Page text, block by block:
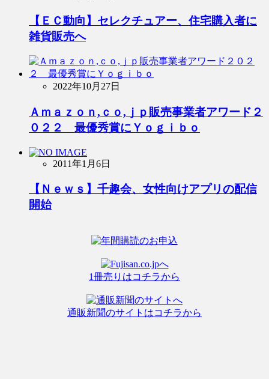
【ＥＣ動向】セレクチュアー、住宅購入者に
雑貨販売へ
2022年10月27日
Ａｍａｚｏｎ,ｃｏ,ｊｐ販売事業者アワード２
０２２ 最優秀賞にＹｏｇｉｂｏ
2011年1月6日
【Ｎｅｗｓ】千趣会、女性向けアプリの配信
開始
1冊売りはコチラから
通販新聞のサイトはコチラから